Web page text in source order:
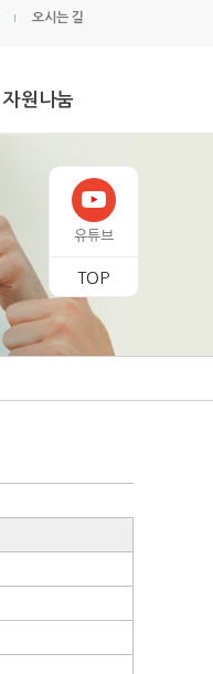
유튜브
TOP
오시는 길
자원나눔